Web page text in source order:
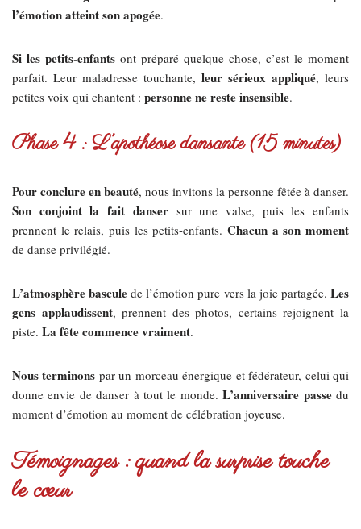
l’émotion atteint son apogée.
Si les petits-enfants ont préparé quelque chose, c’est le moment
parfait. Leur maladresse touchante, leur sérieux appliqué, leurs
petites voix qui chantent : personne ne reste insensible.
Phase 4 : L’apothéose dansante (15 minutes)
Pour conclure en beauté, nous invitons la personne fêtée à danser.
Son conjoint la fait dansersur une valse, puis les enfants
prennent le relais, puis les petits-enfants. Chacun a son moment
de danse privilégié.
L’atmosphère bascule de l’émotion pure vers la joie partagée.Les
gens applaudissent, prennent des photos, certains rejoignent la
piste. La fête commence vraiment.
Nous terminons par un morceau énergique et fédérateur, celui qui
donne envie de danser à tout le monde.L’anniversaire passedu
moment d’émotion au moment de célébration joyeuse.
Témoignages : quand la surprise touche
le cœur